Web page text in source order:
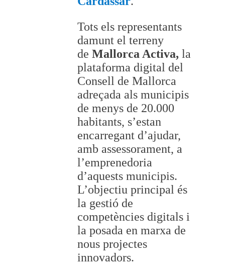
Tots els representants
damunt el terreny
de Mallorca Activa, la
plataforma digital del
Consell de Mallorca
adreçada als municipis
de menys de 20.000
habitants, s’estan
encarregant d’ajudar,
amb assessorament, a
l’emprenedoria
d’aquests municipis.
L’objectiu principal és
la gestió de
competències digitals i
la posada en marxa de
nous projectes
innovadors.